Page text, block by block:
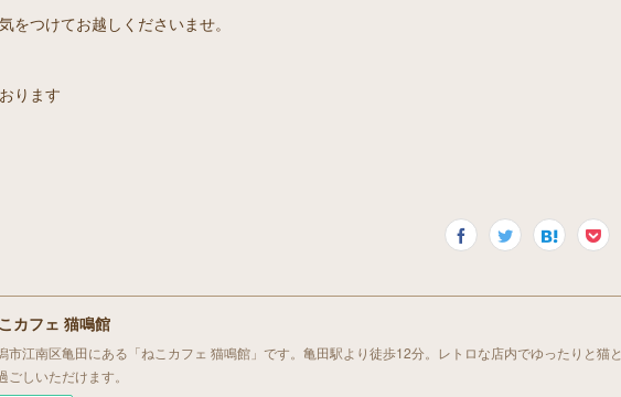
をつけてお越しくださいませ。
ります
カフェ 猫鳴館
市江南区亀田にある「ねこカフェ 猫鳴館」です。亀田駅より徒歩12分。レトロな店内でゆったりと猫と
ごしいただけます。